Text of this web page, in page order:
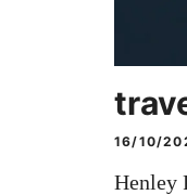
16/10/
Henley